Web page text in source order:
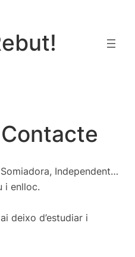
Independent…
i enlloc.
deixo d’estudiar i